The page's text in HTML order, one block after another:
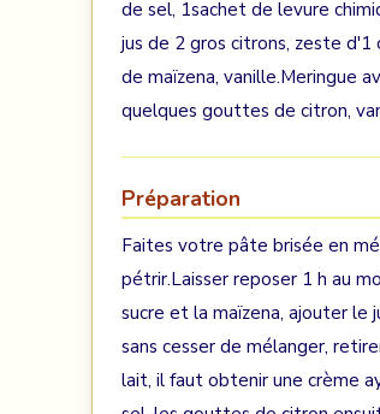
de sel, 1sachet de levure
jus de 2 gros citrons, zeste
de maïzena, vanille.Meringue
quelques gouttes de citron,
Préparation
Faites votre pâte brisée en
pétrir.Laisser reposer 1 h au
sucre et la maïzena, ajouter
sans cesser de mélanger,
lait, il faut obtenir une crème